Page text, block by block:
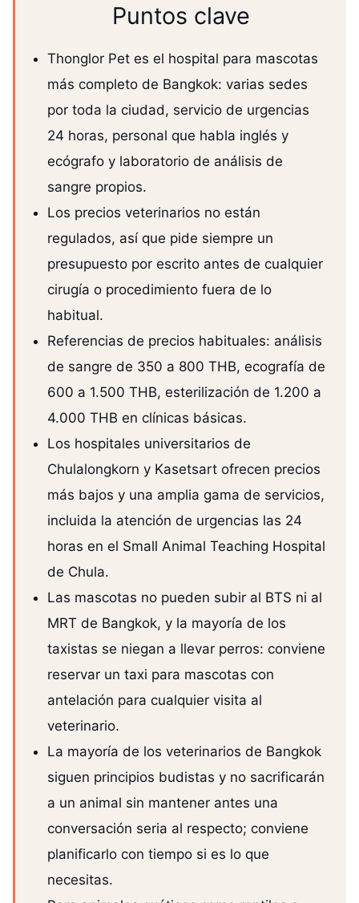
Puntos clave
Thonglor Pet es el hospital para mascotas
más completo de Bangkok: varias sedes
por toda la ciudad, servicio de urgencias
24 horas, personal que habla inglés y
ecógrafo y laboratorio de análisis de
sangre propios.
Los precios veterinarios no están
regulados, así que pide siempre un
presupuesto por escrito antes de cualquier
cirugía o procedimiento fuera de lo
habitual.
Referencias de precios habituales: análisis
de sangre de 350 a 800 THB, ecografía de
600 a 1.500 THB, esterilización de 1.200 a
4.000 THB en clínicas básicas.
Los hospitales universitarios de
Chulalongkorn y Kasetsart ofrecen precios
más bajos y una amplia gama de servicios,
incluida la atención de urgencias las 24
horas en el Small Animal Teaching Hospital
de Chula.
Las mascotas no pueden subir al BTS ni al
MRT de Bangkok, y la mayoría de los
taxistas se niegan a llevar perros: conviene
reservar un taxi para mascotas con
antelación para cualquier visita al
veterinario.
La mayoría de los veterinarios de Bangkok
siguen principios budistas y no sacrificarán
a un animal sin mantener antes una
conversación seria al respecto; conviene
planificarlo con tiempo si es lo que
necesitas.